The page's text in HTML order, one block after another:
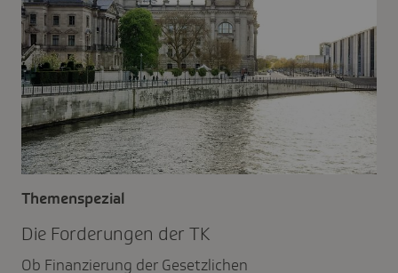
Die Forde­rungen der TK
Themenspezial
Ob Finanzierung der Gesetzlichen